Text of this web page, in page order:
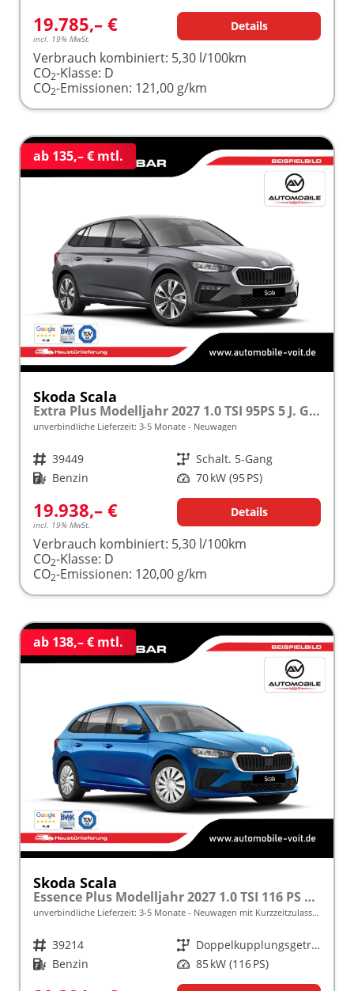
19.785,– €
incl. 19% MwSt.
Details
Verbrauch kombiniert: 5,30 l/100km
CO2-Klasse: D
CO2-Emissionen: 121,00 g/km
ab 135,– € mtl.
Skoda Scala
Extra Plus Modelljahr 2027 1.0 TSI 95PS 5 J. Garantie, Kamera, Winterpaket, Climatronic, Tempomat, SunSet, Wireless Smartlink
unverbindliche Lieferzeit: 3-5 Monate Neuwagen
Fahrzeugnr. 39449 Getriebe Schalt. 5-Gang
Kraftstoff Benzin Leistung 70 kW (95 PS)
19.938,– €
incl. 19% MwSt.
Details
Verbrauch kombiniert: 5,30 l/100km
CO2-Klasse: D
CO2-Emissionen: 120,00 g/km
ab 138,– € mtl.
Skoda Scala
Essence Plus Modelljahr 2027 1.0 TSI 116 PS DSG inkl. 5 J. Garantie frei konfigurierbar
unverbindliche Lieferzeit: 3-5 Monate Neuwagen mit Kurzzeitzulassung
Fahrzeugnr. 39214 Getriebe
Doppelkupplungsgetriebe (DSG)
Kraftstoff Benzin Leistung 85 kW (116 PS)